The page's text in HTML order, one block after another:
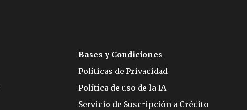
Bases y Condiciones
Políticas de Privacidad
Política de uso de la IA
Servicio de Suscripción a Crédito